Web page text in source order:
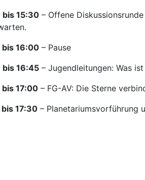
bis 15:30 – Offene
bis 16:00 – Pause
bis 16:45 – Jugendleitungen: Was
17:00 – FG-AV: Die Sterne
17:30 – Planetariumsvorführung